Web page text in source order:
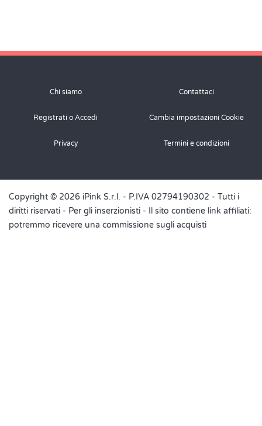
Chi siamo Contattaci
Registrati o Accedi Cambia impostazioni Cookie
Privacy Termini e condizioni
Copyright © 2026 iPink S.r.l. - P.IVA 02794190302 - Tutti i
diritti riservati - Per gli inserzionisti - Il sito contiene link affiliati:
potremmo ricevere una commissione sugli acquisti